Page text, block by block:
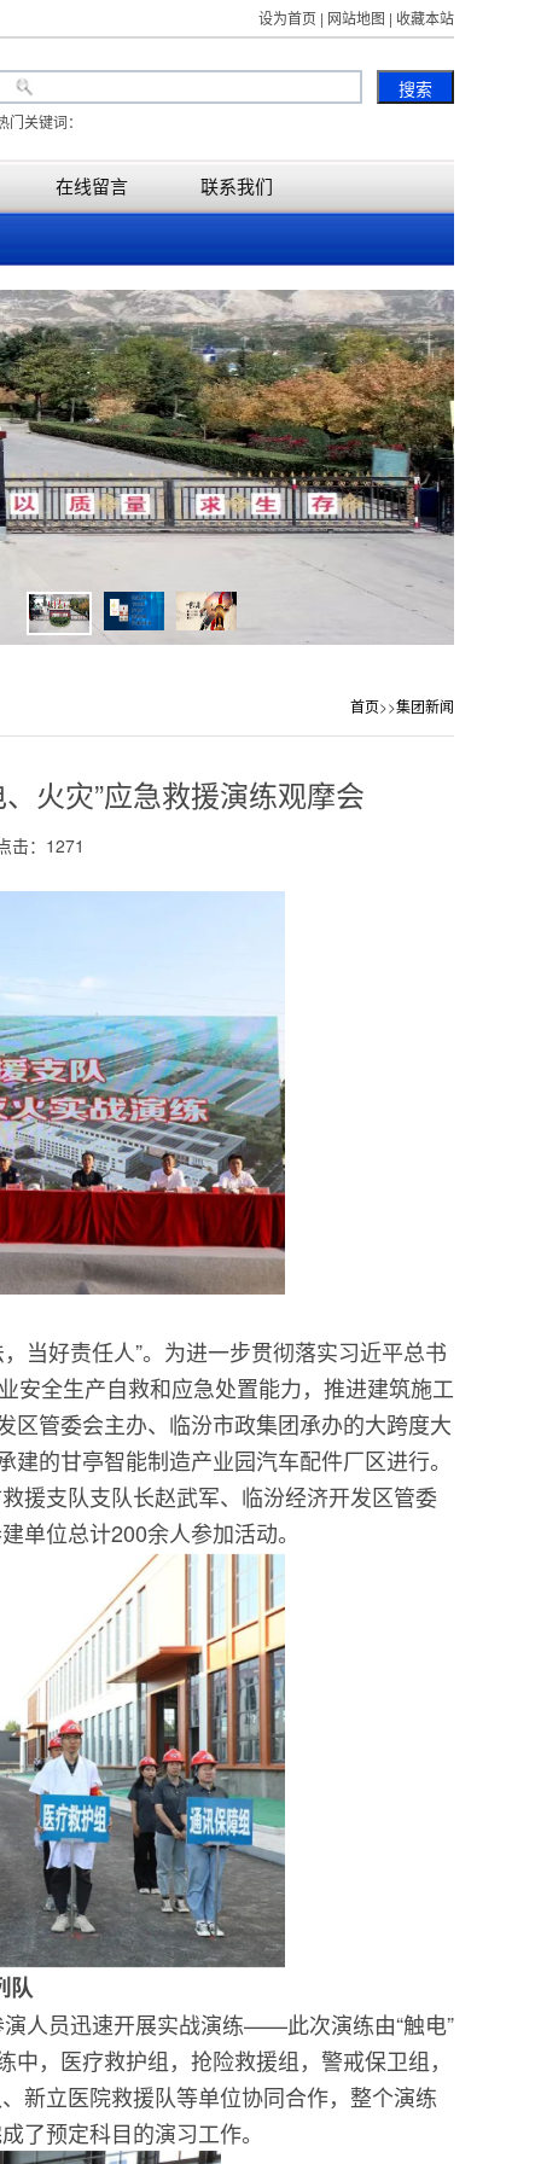
设为首页 | 网站地图 | 收藏本站
门关键词：
临汾水泥管预制厂，
临汾水泥制管厂，临汾地区水泥管厂
在线留言 联系我们
首页>>集团新闻
火灾”应急救援演练观摩会
击：1271
好责任人”。为进一步贯彻落实习近平总书
安全生产自救和应急处置能力，推进建筑施工
区管委会主办、临汾市政集团承办的大跨度大
的甘亭智能制造产业园汽车配件厂区进行。
援支队支队长赵武军、临汾经济开发区管委
单位总计200余人参加活动。
队
人员迅速开展实战演练——此次演练由“触电”
，医疗救护组，抢险救援组，警戒保卫组，
新立医院救援队等单位协同合作，整个演练
了预定科目的演习工作。